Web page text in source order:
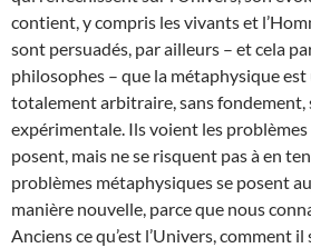
contient, y compris les vivants et
sont persuadés, par ailleurs – et cela
philosophes – que la métaphysique
totalement arbitraire, sans fondement,
expérimentale. Ils voient les
posent, mais ne se risquent pas à en
problèmes métaphysiques se posent
manière nouvelle, parce que nous
Anciens ce qu’est l’Univers, comment il